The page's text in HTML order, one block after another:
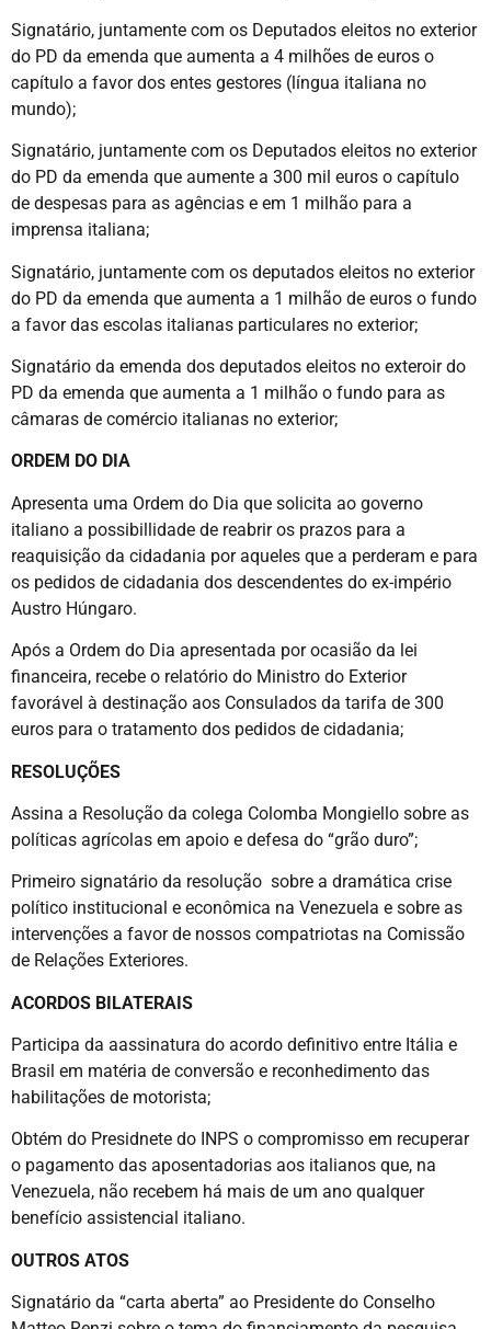
Signatário, juntamente com os Deputados eleitos no exterior
do PD da emenda que aumenta a 4 milhões de euros o
capítulo a favor dos entes gestores (língua italiana no
mundo);
Signatário, juntamente com os Deputados eleitos no exterior
do PD da emenda que aumente a 300 mil euros o capítulo
de despesas para as agências e em 1 milhão para a
imprensa italiana;
Signatário, juntamente com os deputados eleitos no exterior
do PD da emenda que aumenta a 1 milhão de euros o fundo
a favor das escolas italianas particulares no exterior;
Signatário da emenda dos deputados eleitos no exteroir do
PD da emenda que aumenta a 1 milhão o fundo para as
câmaras de comércio italianas no exterior;
ORDEM DO DIA
Apresenta uma Ordem do Dia que solicita ao governo
italiano a possibillidade de reabrir os prazos para a
reaquisição da cidadania por aqueles que a perderam e para
os pedidos de cidadania dos descendentes do ex-império
Austro Húngaro.
Após a Ordem do Dia apresentada por ocasião da lei
financeira, recebe o relatório do Ministro do Exterior
favorável à destinação aos Consulados da tarifa de 300
euros para o tratamento dos pedidos de cidadania;
RESOLUÇÕES
Assina a Resolução da colega Colomba Mongiello sobre as
políticas agrícolas em apoio e defesa do “grão duro”;
Primeiro signatário da resolução sobre a dramática crise
político institucional e econômica na Venezuela e sobre as
intervenções a favor de nossos compatriotas na Comissão
de Relações Exteriores.
ACORDOS BILATERAIS
Participa da aassinatura do acordo definitivo entre Itália e
Brasil em matéria de conversão e reconhedimento das
habilitações de motorista;
Obtém do Presidnete do INPS o compromisso em recuperar
o pagamento das aposentadorias aos italianos que, na
Venezuela, não recebem há mais de um ano qualquer
benefício assistencial italiano.
OUTROS ATOS
Signatário da “carta aberta” ao Presidente do Conselho